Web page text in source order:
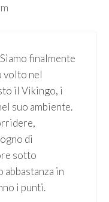
finalmente
volto nel
il Vikingo, i
suo ambiente.
di
sotto
in
i punti.